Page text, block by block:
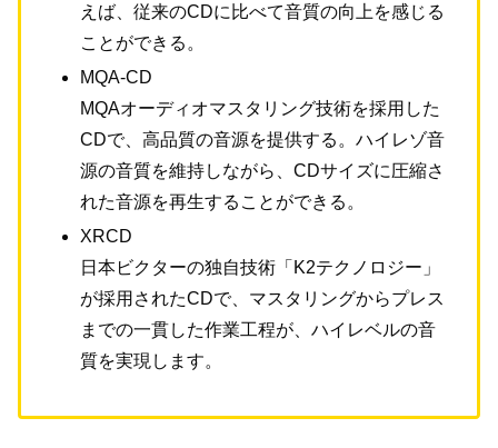
えば、従来のCDに比べて音質の向上を感じる
ことができる。
MQA-CD
MQAオーディオマスタリング技術を採用した
CDで、高品質の音源を提供する。ハイレゾ音
源の音質を維持しながら、CDサイズに圧縮さ
れた音源を再生することができる。
XRCD
日本ビクターの独自技術「K2テクノロジー」
が採用されたCDで、マスタリングからプレス
までの一貫した作業工程が、ハイレベルの音
質を実現します。